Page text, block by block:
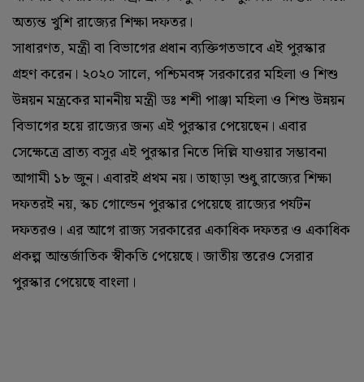
অত্যন্ত খুশি রাজ্যের শিক্ষা দফতর।
সাধারণত, মন্ত্রী বা বিভাগের প্রধান ব্যক্তিগতভাবে এই পুরস্কার
গ্রহণ করেন। ২০২০ সালে, পশ্চিমবঙ্গ সরকারের মহিলা ও শিশু
উন্নয়ন মন্ত্রকের মাননীয় মন্ত্রী ডঃ শশী পাঞ্জা মহিলা ও শিশু উন্নয়ন
বিভাগের হয়ে রাজ্যের জন্য এই পুরস্কার পেয়েছেন। এবার
সেক্ষেত্রে ব্রাত্য বসুর এই পুরস্কার নিতে দিল্লি যাওয়ার সম্ভাবনা
আগামী ১৮ জুন। এবারই প্রথম নয়। তাছাড়া শুধু রাজ্যের শিক্ষা
দফতরই নয়, স্কচ গোল্ডেন পুরস্কার পেয়েছে রাজ্যের পর্যটন
দফতরও। এর আগে রাজ্য সরকারের একাধিক দফতর ও একাধিক
প্রকল্প আন্তর্জাতিক স্বীকতি পেয়েছে। জাতীয় স্তরেও সেরার
পুরস্কার পেয়েছে বাংলা।